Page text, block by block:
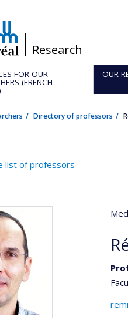
/Research
FOR OUR
(FRENCH
OUR
Directory of professors
list of professors